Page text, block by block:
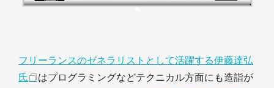
フリーランスのゼネラリストとして活躍する伊藤達弘
氏
はプログラミングなどテクニカル方面にも造詣が